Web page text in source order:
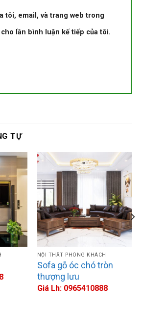
tôi, email, và trang web trong
lần bình luận kế tiếp của tôi.
TỰ
NỘI THẤT PHÒNG KHÁCH
Sofa gỗ óc chó tròn
thượng lưu
Giá Lh: 0965410888